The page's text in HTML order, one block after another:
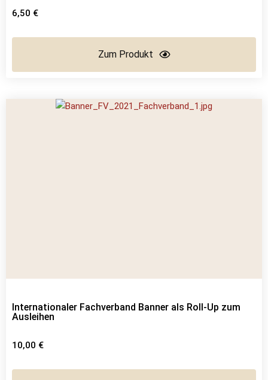
6,50 €
Zum Produkt
Internationaler Fachverband Banner als Roll-Up zum
Ausleihen
10,00 €